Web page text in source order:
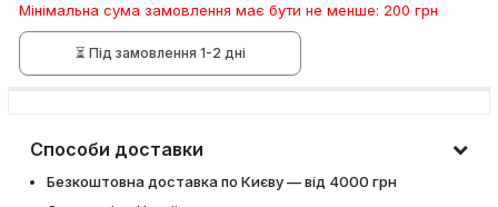
Мінімальна сума замовлення має бути не менше: 200 грн
⏳ Під замовлення 1-2 дні
Способи доставки
Безкоштовна доставка по Києву — від 4000 грн